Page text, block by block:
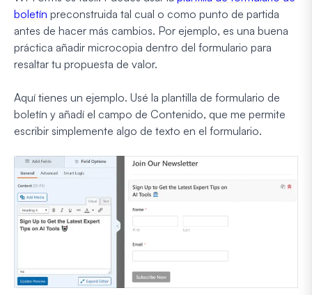
boletín preconstruida tal cual o como punto de partida
antes de hacer más cambios. Por ejemplo, es una buena
práctica añadir microcopia dentro del formulario para
resaltar tu propuesta de valor.
Aquí tienes un ejemplo. Usé la plantilla de formulario de
boletín y añadí el campo de Contenido, que me permite
escribir simplemente algo de texto en el formulario.